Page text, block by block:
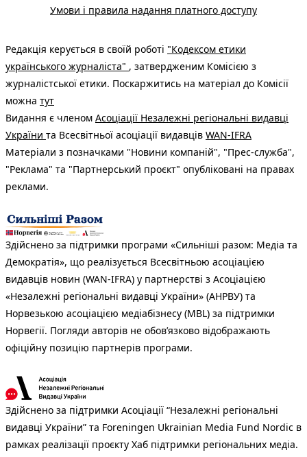
Умови і правила надання платного доступу
Редакція керується в своїй роботі "Кодексом етики
українського журналіста" , затвердженим Комісією з
журналістської етики. Поскаржитись на матеріал до Комісії
можна тут
Видання є членом Асоціації Незалежні регіональні видавці
України та Всесвітньої асоціації видавців WAN-IFRA
Матеріали з позначками "Новини компаній", "Прес-служба",
"Реклама" та "Партнерський проєкт" опубліковані на правах
реклами.
Здійснено за підтримки програми «Сильніші разом: Медіа та
Демократія», що реалізується Всесвітньою асоціацією
видавців новин (WAN-IFRA) у партнерстві з Асоціацією
«Незалежні регіональні видавці України» (АНРВУ) та
Норвезькою асоціацією медіабізнесу (MBL) за підтримки
Норвегії. Погляди авторів не обов’язково відображають
офіційну позицію партнерів програми.
Здійснено за підтримки Асоціації “Незалежні регіональні
видавці України” та Foreningen Ukrainian Media Fund Nordic в
рамках реалізації проєкту Хаб підтримки регіональних медіа.